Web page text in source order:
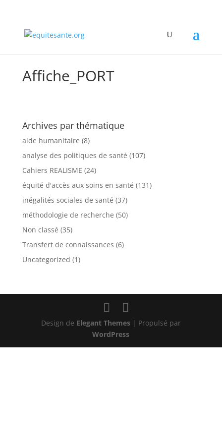
Affiche_PORT
Archives par thématique
aide humanitaire (8)
analyse des politiques de santé (107)
Cahiers REALISME (24)
équité d'accès aux soins en santé (131)
inégalités sociales de santé (37)
méthodologie de recherche (50)
Non classé (35)
Transfert de connaissances (6)
Uncategorized (1)
Design de Elegant Themes| Propulsé par
WordPress